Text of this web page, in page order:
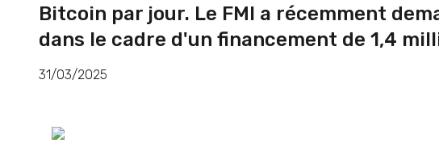
Bitcoin par jour. Le FMI a récemment
dans le cadre d'un financement de 1,4
31/03/2025